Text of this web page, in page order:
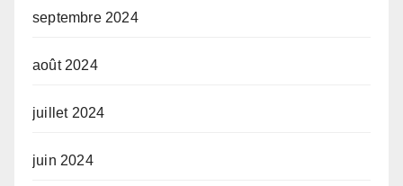
septembre 2024
août 2024
juillet 2024
juin 2024